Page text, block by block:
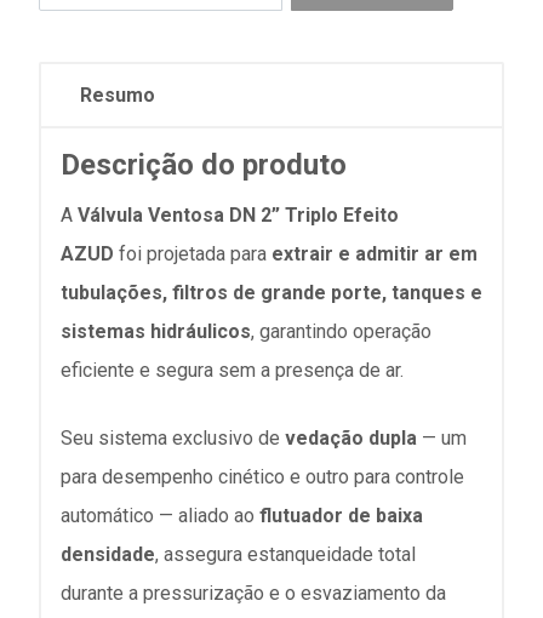
Resumo
Descrição do produto
A Válvula Ventosa DN 2” Triplo Efeito
AZUD foi projetada para extrair e admitir ar em
tubulações, filtros de grande porte, tanques e
sistemas hidráulicos, garantindo operação
eficiente e segura sem a presença de ar.
Seu sistema exclusivo de vedação dupla — um
para desempenho cinético e outro para controle
automático — aliado ao flutuador de baixa
densidade, assegura estanqueidade total
durante a pressurização e o esvaziamento da